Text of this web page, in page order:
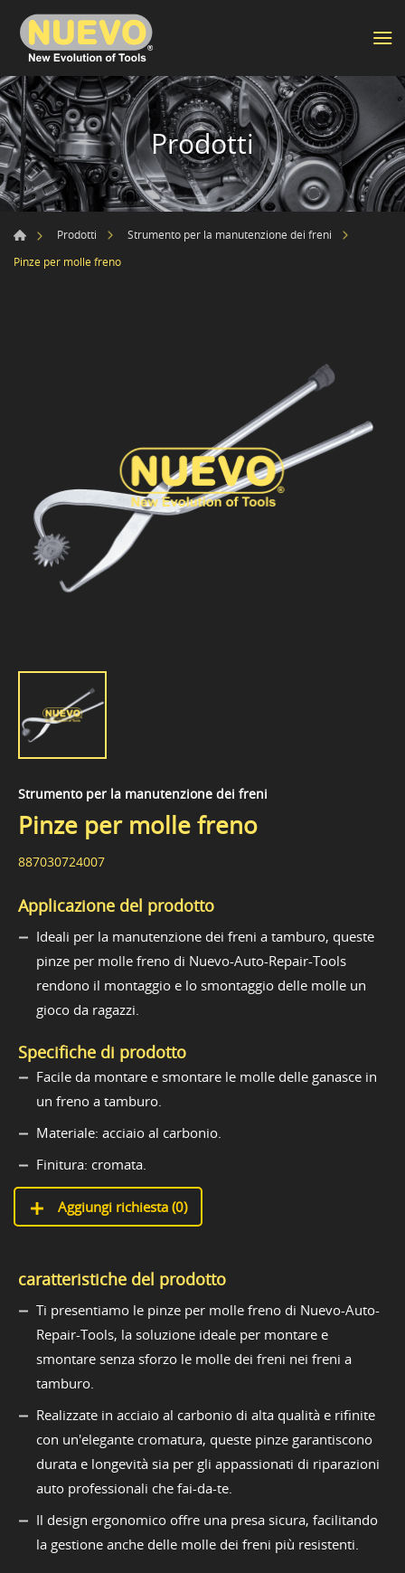
Prodotti
Prodotti
Strumento per la manutenzione dei freni
Pinze per molle freno
Strumento per la manutenzione dei freni
Pinze per molle freno
887030724007
Applicazione del prodotto
Ideali per la manutenzione dei freni a tamburo, queste
pinze per molle freno di Nuevo-Auto-Repair-Tools
rendono il montaggio e lo smontaggio delle molle un
gioco da ragazzi.
Specifiche di prodotto
Facile da montare e smontare le molle delle ganasce in
un freno a tamburo.
Materiale: acciaio al carbonio.
Finitura: cromata.
Aggiungi richiesta (0)
caratteristiche del prodotto
Ti presentiamo le pinze per molle freno di Nuevo-Auto-
Repair-Tools, la soluzione ideale per montare e
smontare senza sforzo le molle dei freni nei freni a
tamburo.
Realizzate in acciaio al carbonio di alta qualità e rifinite
con un'elegante cromatura, queste pinze garantiscono
durata e longevità sia per gli appassionati di riparazioni
auto professionali che fai-da-te.
Il design ergonomico offre una presa sicura, facilitando
la gestione anche delle molle dei freni più resistenti.